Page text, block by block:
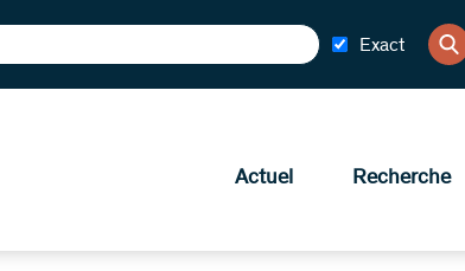
Exact
Actuel Recherche